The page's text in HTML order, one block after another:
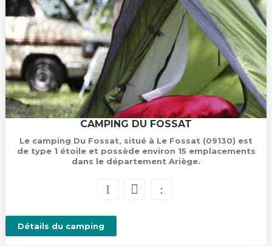
CAMPING DU FOSSAT
Le camping Du Fossat, situé à Le Fossat (09130) est
de type 1 étoile et possède environ 15 emplacements
dans le département Ariège.
Détails du camping